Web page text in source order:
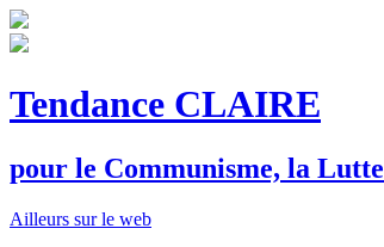
Tendance CLAIRE
pour le Communisme, la Lutte
Ailleurs sur le web